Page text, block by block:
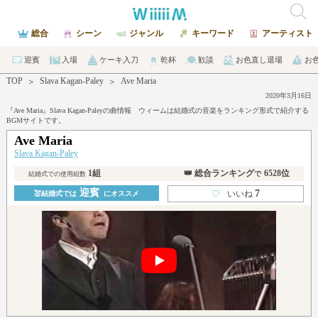
総合 シーン ジャンル キーワード アーティスト
迎賓 入場 ケーキ入刀 乾杯 歓談 お色直し退場 お
TOP ＞ Slava Kagan-Paley ＞ Ave Maria
2020年3月16日
『Ave Maria』Slava Kagan-Paleyの曲情報 ウィームは結婚式の音楽をランキング形式で紹介する
BGMサイトです。
Ave Maria
Slava Kagan-Paley
結婚式での使用組数1組 👑 総合ランキングで 6528位
💒結婚式では迎賓 にオススメ ♡ いいね7